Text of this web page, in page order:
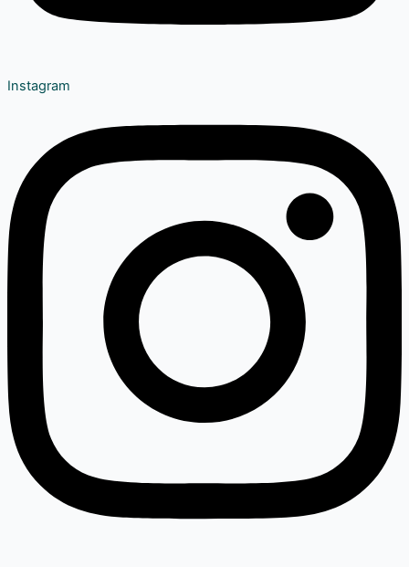
Instagram